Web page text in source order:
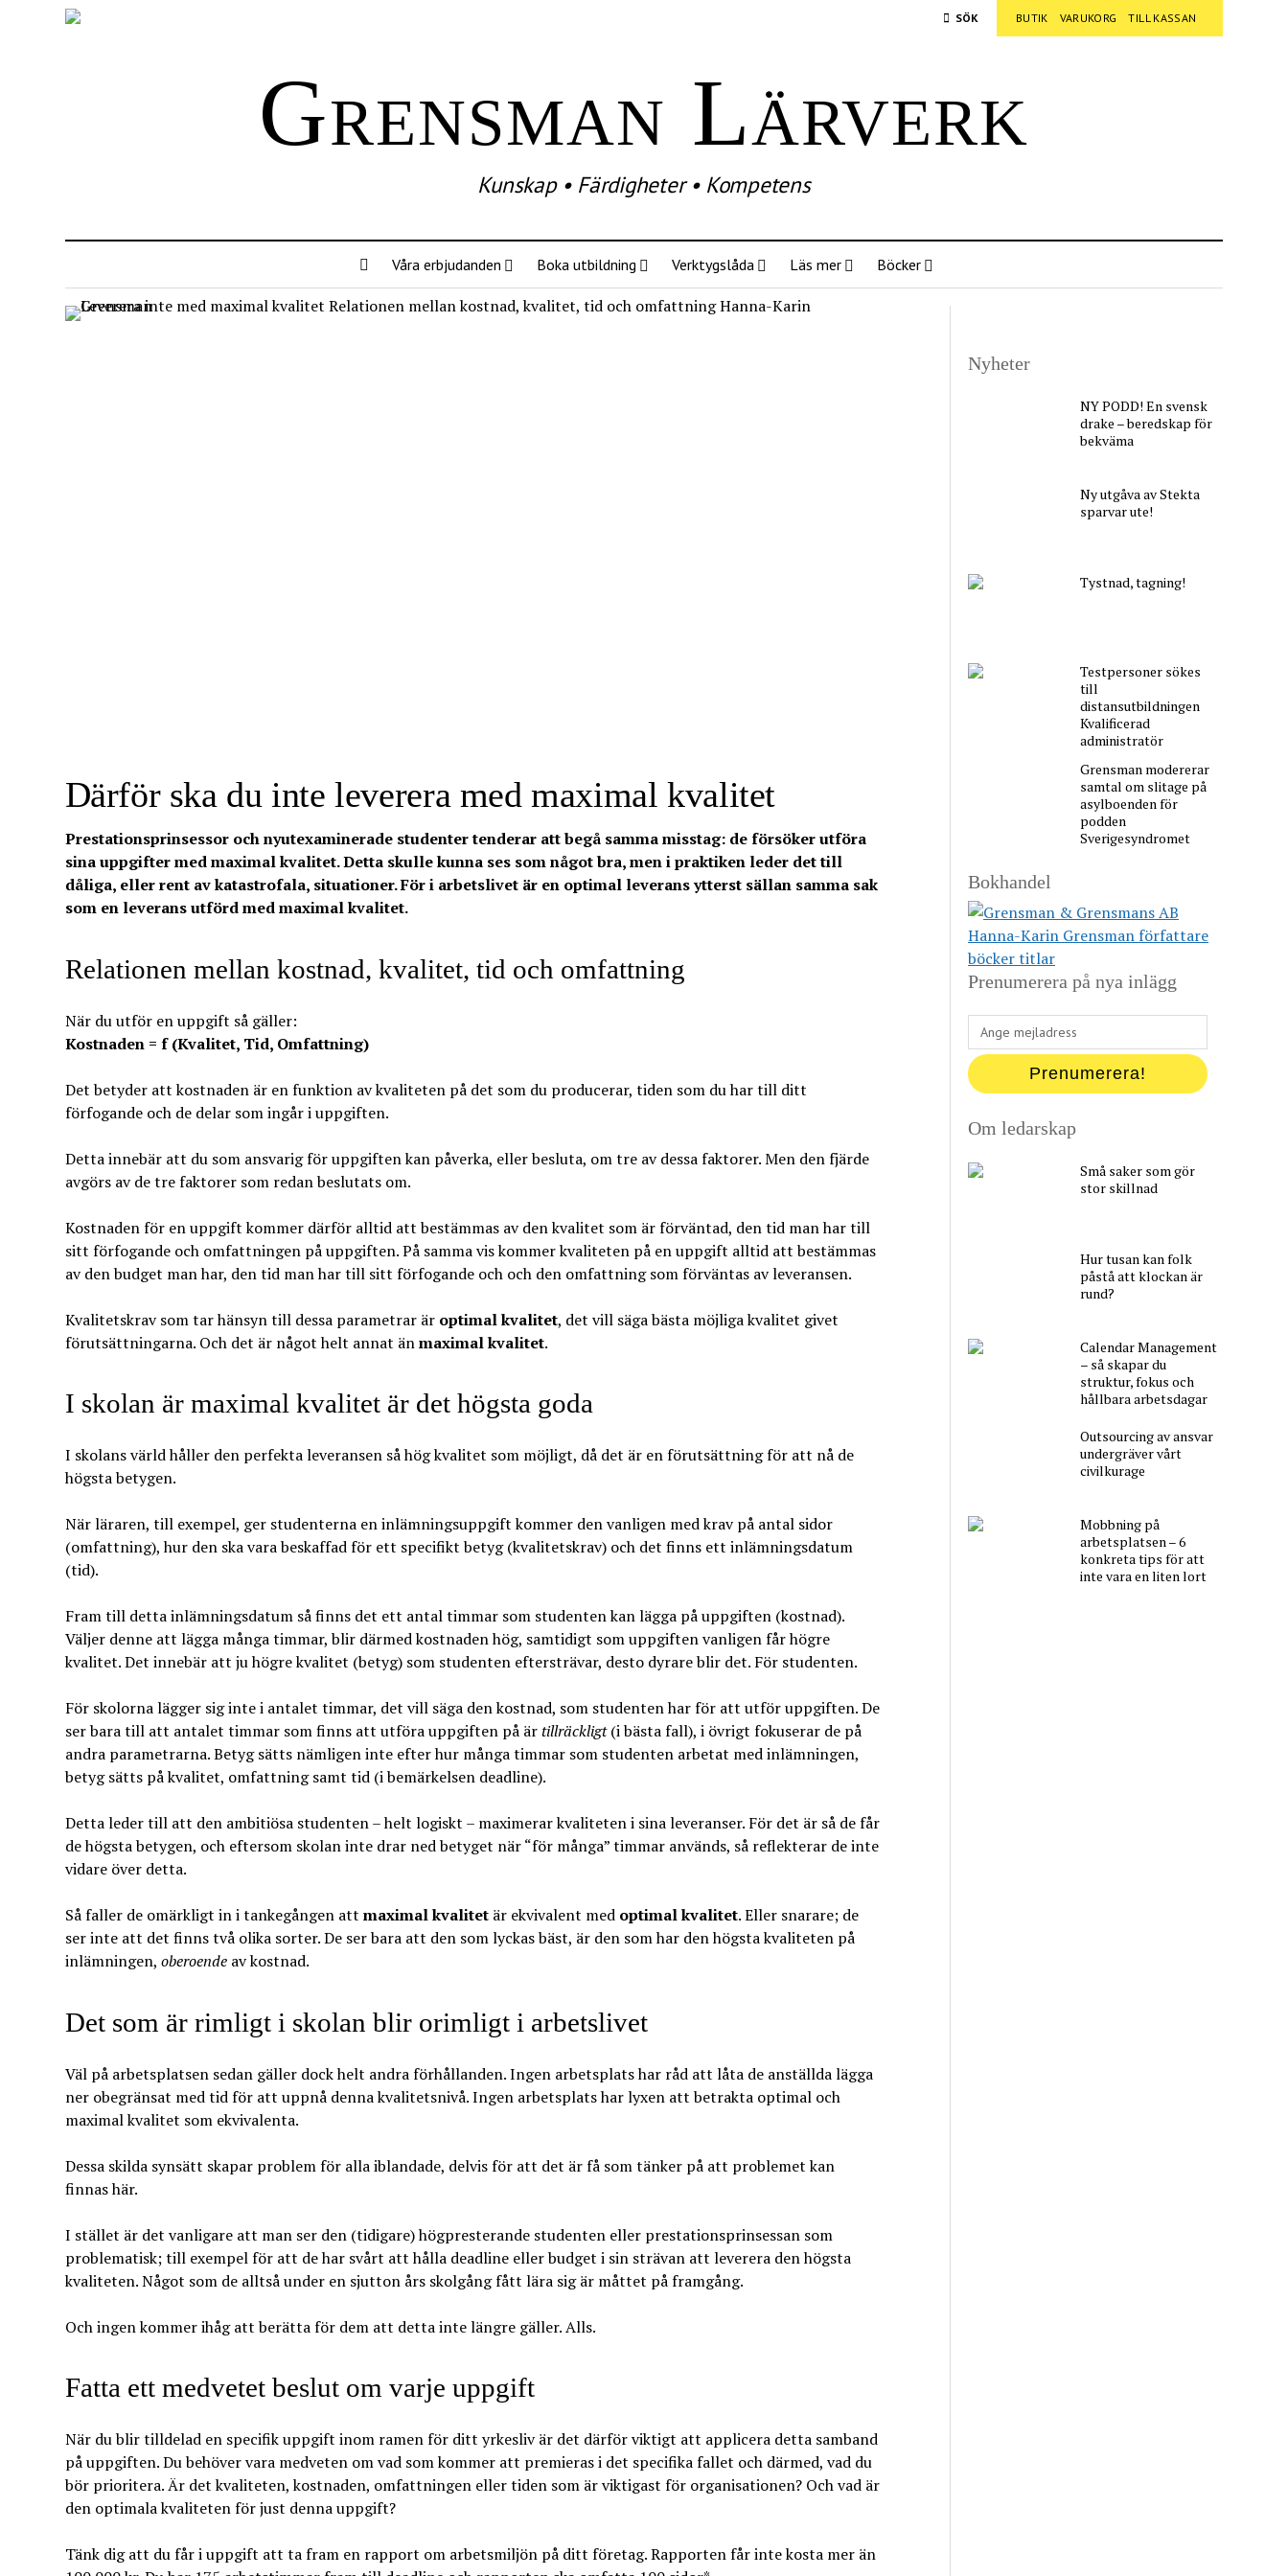
BUTIK VARUKORG TILL KASSAN
SÖK
Grensman Lärverk
Kunskap • Färdigheter • Kompetens
Våra erbjudanden Boka utbildning Verktygslåda Läs mer Böcker
Därför ska du inte leverera med maximal kvalitet
Prestationsprinsessor och nyutexaminerade studenter tenderar att begå samma misstag: de försöker utföra
sina uppgifter med maximal kvalitet. Detta skulle kunna ses som något bra, men i praktiken leder det till
dåliga, eller rent av katastrofala, situationer. För i arbetslivet är en optimal leverans ytterst sällan samma sak
som en leverans utförd med maximal kvalitet.
Relationen mellan kostnad, kvalitet, tid och omfattning
När du utför en uppgift så gäller:
Kostnaden = f (Kvalitet, Tid, Omfattning)
Det betyder att kostnaden är en funktion av kvaliteten på det som du producerar, tiden som du har till ditt
förfogande och de delar som ingår i uppgiften.
Detta innebär att du som ansvarig för uppgiften kan påverka, eller besluta, om tre av dessa faktorer. Men den fjärde
avgörs av de tre faktorer som redan beslutats om.
Kostnaden för en uppgift kommer därför alltid att bestämmas av den kvalitet som är förväntad, den tid man har till
sitt förfogande och omfattningen på uppgiften. På samma vis kommer kvaliteten på en uppgift alltid att bestämmas
av den budget man har, den tid man har till sitt förfogande och och den omfattning som förväntas av leveransen.
Kvalitetskrav som tar hänsyn till dessa parametrar är optimal kvalitet, det vill säga bästa möjliga kvalitet givet
förutsättningarna. Och det är något helt annat änmaximal kvalitet.
I skolan är maximal kvalitet är det högsta goda
I skolans värld håller den perfekta leveransen så hög kvalitet som möjligt, då det är en förutsättning för att nå de
högsta betygen.
När läraren, till exempel, ger studenterna en inlämningsuppgift kommer den vanligen med krav på antal sidor
(omfattning), hur den ska vara beskaffad för ett specifikt betyg (kvalitetskrav) och det finns ett inlämningsdatum
(tid).
Fram till detta inlämningsdatum så finns det ett antal timmar som studenten kan lägga på uppgiften (kostnad).
Väljer denne att lägga många timmar, blir därmed kostnaden hög, samtidigt som uppgiften vanligen får högre
kvalitet. Det innebär att ju högre kvalitet (betyg) som studenten eftersträvar, desto dyrare blir det. För studenten.
För skolorna lägger sig inte i antalet timmar, det vill säga den kostnad, som studenten har för att utför uppgiften. De
ser bara till att antalet timmar som finns att utföra uppgiften på ärtillräckligt(i bästa fall), i övrigt fokuserar de på
andra parametrarna. Betyg sätts nämligen inte efter hur många timmar som studenten arbetat med inlämningen,
betyg sätts på kvalitet, omfattning samt tid (i bemärkelsen deadline).
Detta leder till att den ambitiösa studenten – helt logiskt – maximerar kvaliteten i sina leveranser. För det är så de får
de högsta betygen, och eftersom skolan inte drar ned betyget när “för många” timmar används, så reflekterar de inte
vidare över detta.
Så faller de omärkligt in i tankegången att maximal kvalitet är ekvivalent medoptimal kvalitet. Eller snarare; de
ser inte att det finns två olika sorter. De ser bara att den som lyckas bäst, är den som har den högsta kvaliteten på
inlämningen, oberoendeav kostnad.
Det som är rimligt i skolan blir orimligt i arbetslivet
Väl på arbetsplatsen sedan gäller dock helt andra förhållanden. Ingen arbetsplats har råd att låta de anställda lägga
ner obegränsat med tid för att uppnå denna kvalitetsnivå. Ingen arbetsplats har lyxen att betrakta optimal och
maximal kvalitet som ekvivalenta.
Dessa skilda synsätt skapar problem för alla iblandade, delvis för att det är få som tänker på att problemet kan
finnas här.
I stället är det vanligare att man ser den (tidigare) högpresterande studenten eller prestationsprinsessan som
problematisk; till exempel för att de har svårt att hålla deadline eller budget i sin strävan att leverera den högsta
kvaliteten. Något som de alltså under en sjutton års skolgång fått lära sig är måttet på framgång.
Och ingen kommer ihåg att berätta för dem att detta inte längre gäller. Alls.
Fatta ett medvetet beslut om varje uppgift
När du blir tilldelad en specifik uppgift inom ramen för ditt yrkesliv är det därför viktigt att applicera detta samband
på uppgiften. Du behöver vara medveten om vad som kommer att premieras i det specifika fallet och därmed, vad du
bör prioritera. Är det kvaliteten, kostnaden, omfattningen eller tiden som är viktigast för organisationen? Och vad är
den optimala kvaliteten för just denna uppgift?
Tänk dig att du får i uppgift att ta fram en rapport om arbetsmiljön på ditt företag. Rapporten får inte kosta mer än
Nyheter
NY PODD! En svensk
drake – beredskap för
bekväma
Ny utgåva av Stekta
sparvar ute!
Tystnad, tagning!
Testpersoner sökes
till
distansutbildningen
Kvalificerad
administratör
Grensman modererar
samtal om slitage på
asylboenden för
podden
Sverigesyndromet
Bokhandel
Prenumerera på nya inlägg
Ange
mejladress
Prenumerera!
Om ledarskap
Små saker som gör
stor skillnad
Hur tusan kan folk
påstå att klockan är
rund?
Calendar Management
– så skapar du
struktur, fokus och
hållbara arbetsdagar
Outsourcing av ansvar
undergräver vårt
civilkurage
Mobbning på
arbetsplatsen – 6
konkreta tips för att
inte vara en liten lort